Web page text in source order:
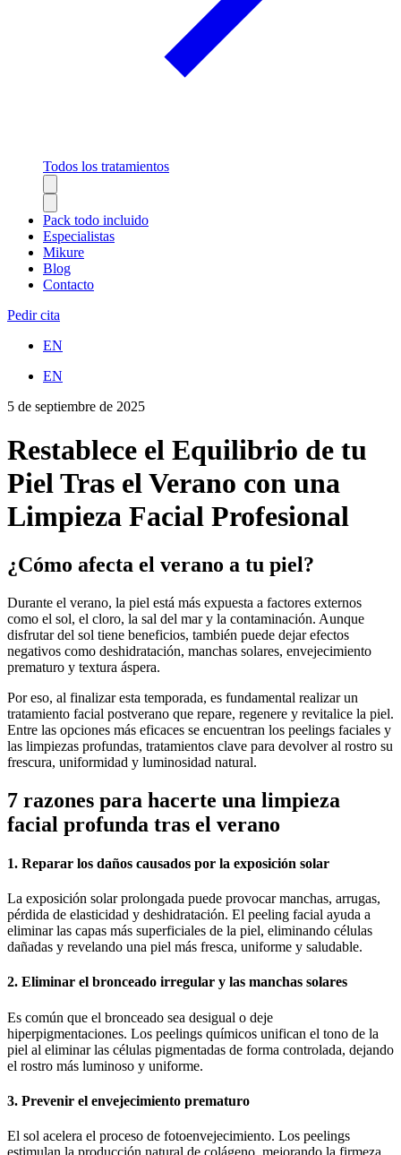
Todos los tratamientos
Pack todo incluido
Especialistas
Mikure
Blog
Contacto
Pedir cita
EN
EN
5 de septiembre de 2025
Restablece el Equilibrio de tu
Piel Tras el Verano con una
Limpieza Facial Profesional
¿Cómo afecta el verano a tu piel?
Durante el verano, la piel está más expuesta a factores externos
como el sol, el cloro, la sal del mar y la contaminación. Aunque
disfrutar del sol tiene beneficios, también puede dejar efectos
negativos como deshidratación, manchas solares, envejecimiento
prematuro y textura áspera.
Por eso, al finalizar esta temporada, es fundamental realizar un
tratamiento facial postverano que repare, regenere y revitalice la piel.
Entre las opciones más eficaces se encuentran los peelings faciales y
las limpiezas profundas, tratamientos clave para devolver al rostro su
frescura, uniformidad y luminosidad natural.
7 razones para hacerte una limpieza
facial profunda tras el verano
1. Reparar los daños causados por la exposición solar
La exposición solar prolongada puede provocar manchas, arrugas,
pérdida de elasticidad y deshidratación. El peeling facial ayuda a
eliminar las capas más superficiales de la piel, eliminando células
dañadas y revelando una piel más fresca, uniforme y saludable.
2. Eliminar el bronceado irregular y las manchas solares
Es común que el bronceado sea desigual o deje
hiperpigmentaciones. Los peelings químicos unifican el tono de la
piel al eliminar las células pigmentadas de forma controlada, dejando
el rostro más luminoso y uniforme.
3. Prevenir el envejecimiento prematuro
El sol acelera el proceso de fotoenvejecimiento. Los peelings